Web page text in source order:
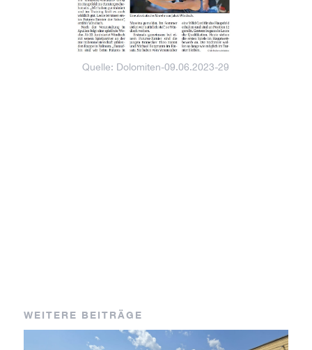
Quelle: Dolomiten-09.06.2023-29
WEITERE BEITRÄGE